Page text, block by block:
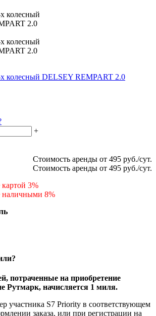
+
Стоимость аренды от 495 руб./сут.
Стоимость аренды от 495 руб./сут.
3%
наличными 8%
потраченные на приобретение
Рутмарк, начисляется 1 миля.
участника S7 Priority в соответствующем
заказа, или при регистрации на